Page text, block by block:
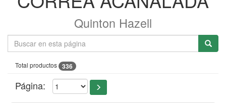
Quinton Hazell
Total productos 336
Página: